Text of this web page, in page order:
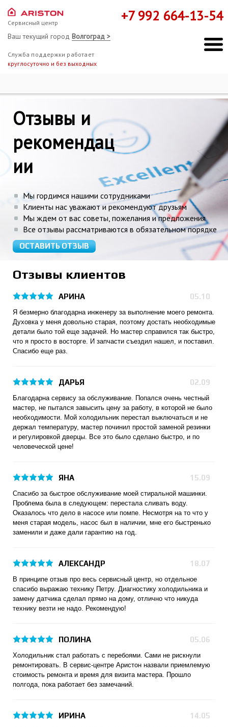
Сервисный центр
Ваш текущий город Волгоград >
Служба поддержки работает
круглосуточно и без выходных
+7 992 664-13-54
Отзывы и
рекомендац
ии
Мы гордимся нашими сотрудниками
Клиенты нас уважают и рекомендуют друзьям
Мы ждем от вас советы, пожелания и предложения
Все отзывы рассматриваются в обязательном порядке
ОСТАВИТЬ ОТЗЫВ
Отзывы клиентов
АРИНА 05.10
Я безмерно благодарна инженеру за выполнение моего ремонта.
Духовка у меня довольно старая, поэтому достать необходимые
детали было той еще задачей. Но мастер справился так быстро,
что я просто в восторге. И запчасти съездил нашел, и поставил.
Спасибо еще раз.
ДАРЬЯ 02.09
Благодарна сервису за обслуживание. Попался очень честный
мастер, не пытался завысить цену за работу, в которой не было
необходимости. Мой холодильник перестал выключаться и не
держал температуру, мастер починил простой заменой резинки
и регулировкой дверцы. Все это было сделано быстро, и по
человеческой цене!
ЯНА 15.09
Спасибо за быстрое обслуживание моей стиральной машинки.
Проблема была в следующем: перестала сливать воду.
Оказалось что дело в насосе или помпе. Несмотря на то что у
меня старая модель, насос был в наличии, мне его быстренько
заменили и даже дали гарантию на год.
АЛЕКСАНДР 18.07
В принципе отзыв про весь сервисный центр, но отдельное
спасибо выражаю технику Петру. Диагностику холодильника и
замену датчика сделал прямо на дому, отлично что никуда
технику везти не надо. Рекомендую!
ПОЛИНА 05.06
Холодильник стал работать с перебоями. Сами не рискнули
ремонтировать. В сервис-центре Аристон назвали приемлемую
стоимость ремонта и время для визита мастера. Прошло
полгода, пока работает без замечаний.
ИРИНА 14.05